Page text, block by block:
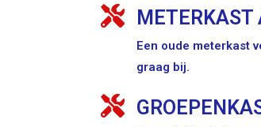
METERKAST
Een oude meterkast
graag bij.